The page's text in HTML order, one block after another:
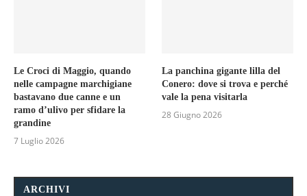
Le Croci di Maggio, quando
nelle campagne marchigiane
bastavano due canne e un
ramo d’ulivo per sfidare la
grandine
7 Luglio 2026
La panchina gigante lilla del
Conero: dove si trova e perché
vale la pena visitarla
28 Giugno 2026
ARCHIVI